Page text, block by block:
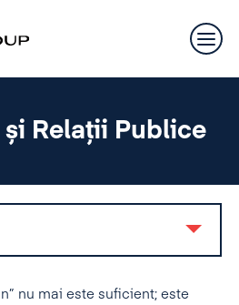
Relații Publice
nu mai este suficient; este